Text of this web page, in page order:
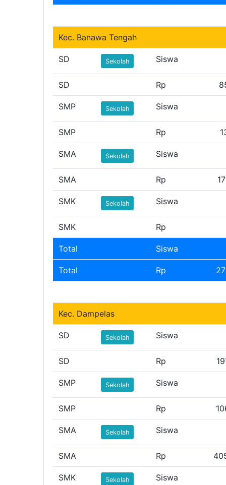
Kec. Banawa Tengah
SD Sekolah Siswa
SD Rp
SMP Sekolah Siswa
SMP Rp
SMA Sekolah Siswa
SMA Rp
SMK Sekolah Siswa
SMK Rp
Total Siswa
Total Rp
Kec. Dampelas
SD Sekolah Siswa
SD Rp
SMP Sekolah Siswa
SMP Rp
SMA Sekolah Siswa
SMA Rp
SMK Sekolah Siswa